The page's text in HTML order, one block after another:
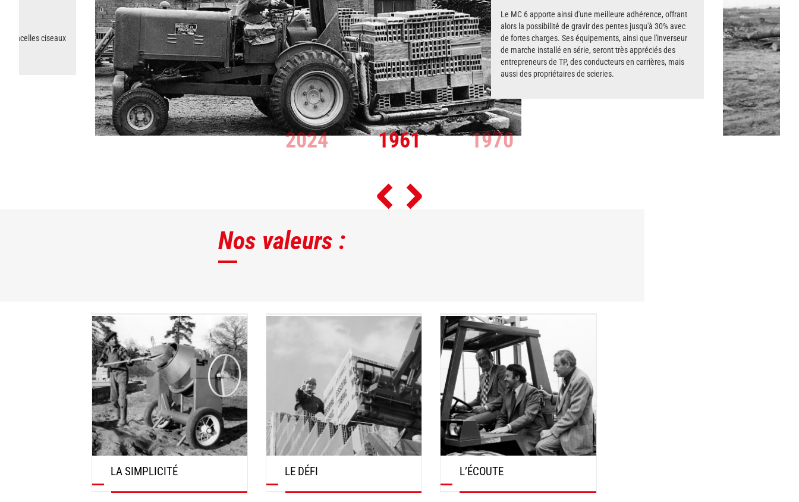
nacelles ciseaux
Text
Le MC 6 apporte ainsi d'une meilleure adhérence, offrant
alors la possibilité de gravir des pentes jusqu'à 30% avec
de fortes charges. Ses équipements, ainsi que l'inverseur
de marche installé en série, seront très appréciés des
entrepreneurs de TP, des conducteurs en carrières, mais
aussi des propriétaires de scieries.
1961 1970
2024
Nos valeurs :
LA SIMPLICITÉ LE DÉFI L’ÉCOUTE